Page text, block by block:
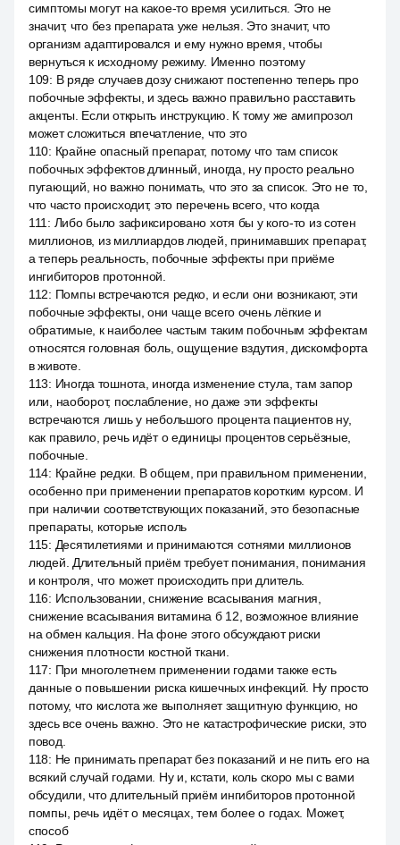
симптомы могут на какое-то время усилиться. Это не
значит, что без препарата уже нельзя. Это значит, что
организм адаптировался и ему нужно время, чтобы
вернуться к исходному режиму. Именно поэтому
109: В ряде случаев дозу снижают постепенно теперь про
побочные эффекты, и здесь важно правильно расставить
акценты. Если открыть инструкцию. К тому же амипрозол
может сложиться впечатление, что это
110: Крайне опасный препарат, потому что там список
побочных эффектов длинный, иногда, ну просто реально
пугающий, но важно понимать, что это за список. Это не то,
что часто происходит, это перечень всего, что когда
111 : Либо было зафиксировано хотя бы у кого-то из сотен
миллионов, из миллиардов людей, принимавших препарат,
а теперь реальность, побочные эффекты при приёме
ингибиторов протонной.
112: Помпы встречаются редко, и если они возникают, эти
побочные эффекты, они чаще всего очень лёгкие и
обратимые, к наиболее частым таким побочным эффектам
относятся головная боль, ощущение вздутия, дискомфорта
в животе.
113: Иногда тошнота, иногда изменение стула, там запор
или, наоборот, послабление, но даже эти эффекты
встречаются лишь у небольшого процента пациентов ну,
как правило, речь идёт о единицы процентов серьёзные,
побочные.
114: Крайне редки. В общем, при правильном применении,
особенно при применении препаратов коротким курсом. И
при наличии соответствующих показаний, это безопасные
препараты, которые исполь
115: Десятилетиями и принимаются сотнями миллионов
людей. Длительный приём требует понимания, понимания
и контроля, что может происходить при длитель.
116: Использовании, снижение всасывания магния,
снижение всасывания витамина б 12, возможное влияние
на обмен кальция. На фоне этого обсуждают риски
снижения плотности костной ткани.
117: При многолетнем применении годами также есть
данные о повышении риска кишечных инфекций. Ну просто
потому, что кислота же выполняет защитную функцию, но
здесь все очень важно. Это не катастрофические риски, это
повод.
118: Не принимать препарат без показаний и не пить его на
всякий случай годами. Ну и, кстати, коль скоро мы с вами
обсудили, что длительный приём ингибиторов протонной
помпы, речь идёт о месяцах, тем более о годах. Может,
способ